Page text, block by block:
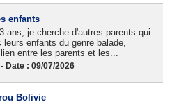
enfants
ans, je cherche d'autres parents qui
enfants du genre balade,
entre les parents et les...
Date : 09/07/2026
Bolivie